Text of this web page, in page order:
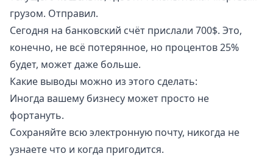
грузом. Отправил.
Сегодня на банковский счёт прислали 700$. Это,
конечно, не всё потерянное, но процентов 25%
будет, может даже больше.
Какие выводы можно из этого сделать:
Иногда вашему бизнесу может просто не
фортануть.
Сохраняйте всю электронную почту, никогда не
узнаете что и когда пригодится.